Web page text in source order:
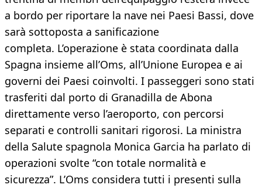
a bordo per riportare la nave nei Paesi Bassi, dove
sarà sottoposta a sanificazione
completa. L’operazione è stata coordinata dalla
Spagna insieme all’Oms, all’Unione Europea e ai
governi dei Paesi coinvolti. I passeggeri sono stati
trasferiti dal porto di Granadilla de Abona
direttamente verso l’aeroporto, con percorsi
separati e controlli sanitari rigorosi. La ministra
della Salute spagnola Monica Garcia ha parlato di
operazioni svolte “con totale normalità e
sicurezza”. L’Oms considera tutti i presenti sulla